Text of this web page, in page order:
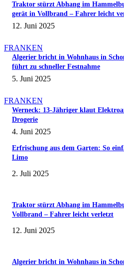
Traktor stürzt Abhang im
gerät in Vollbrand – Fahrer leicht
12. Juni 2025
FRANKEN
Algerier bricht in Wohnhaus in
führt zu schneller Festnahme
5. Juni 2025
FRANKEN
Werneck: 13-Jähriger klaut
Drogerie
4. Juni 2025
Erfrischung aus dem Garten: So
Limo
2. Juli 2025
Traktor stürzt Abhang im
Vollbrand – Fahrer leicht verletzt
12. Juni 2025
Algerier bricht in Wohnhaus in